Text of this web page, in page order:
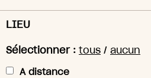
LIEU
Sélectionner : tous / aucun
A distance